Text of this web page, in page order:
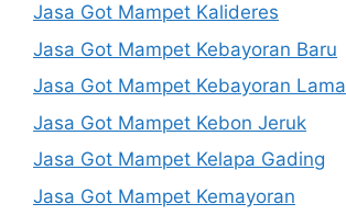
Jasa Got Mampet Kalideres
Jasa Got Mampet Kebayoran Baru
Jasa Got Mampet Kebayoran Lama
Jasa Got Mampet Kebon Jeruk
Jasa Got Mampet Kelapa Gading
Jasa Got Mampet Kemayoran